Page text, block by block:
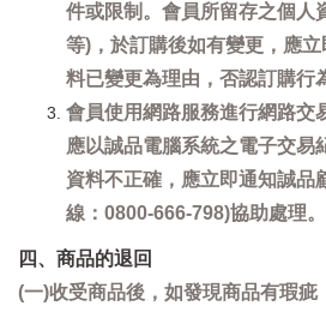
件或限制。會員所留存之個人
等)，於訂購後如有變更，應
料已變更為理由，否認訂購行
會員使用網路服務進行網路交
應以誠品電腦系統之電子交易
資料不正確，應立即通知誠品
線：0800-666-798)協助處理。
四、商品的退回
(一)收受商品後，如發現商品有瑕疵